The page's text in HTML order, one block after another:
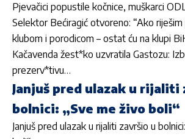
Pjevačici popustile kočnice, muškarci
Selektor Bećiragić otvoreno: “Ako
klubom i porodicom – ostat ću na klupi
Kačavenda žest*ko uzvratila Gastozu:
prezerv*tivu…
Janjuš pred ulazak u rijaliti
bolnici: „Sve me živo boli“
Janjuš pred ulazak u rijaliti završio u